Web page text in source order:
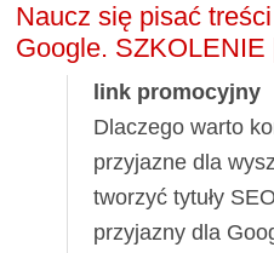
Naucz się pisać
Google. SZKOLENIE
link promocyjny
Dlaczego warto
przyjazne dla
tworzyć tytuły
przyjazny dla